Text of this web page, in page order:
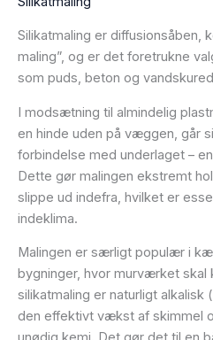
Silikatmaling er diffusionsåben,
maling”, og er det foretrukne
som puds, beton og
I modsætning til almindelig
en hinde uden på væggen, går
forbindelse med underlaget –
Dette gør malingen ekstremt
slippe ud indefra, hvilket er
indeklima.
Malingen er særligt populær i
bygninger, hvor murværket skal
silikatmaling er naturligt
den effektivt vækst af skimmel